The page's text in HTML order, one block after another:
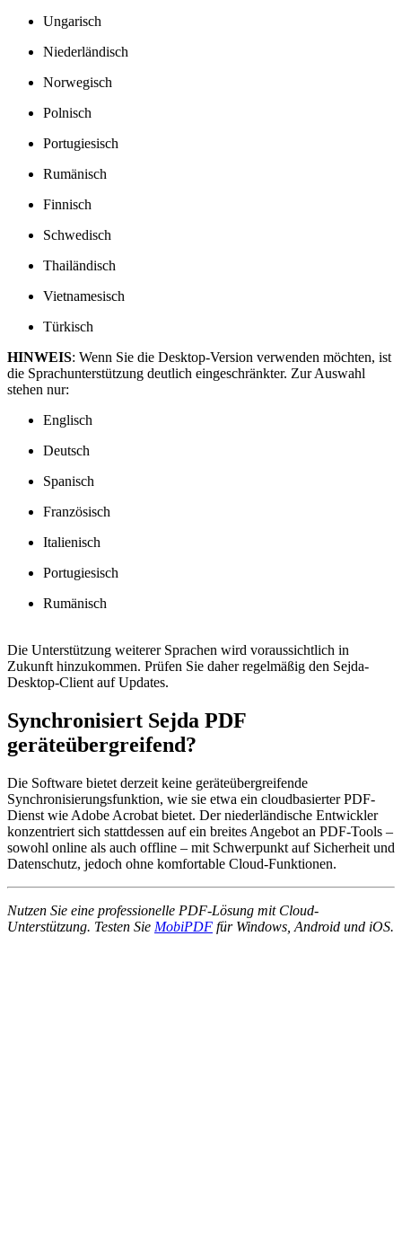
Ungarisch
Niederländisch
Norwegisch
Polnisch
Portugiesisch
Rumänisch
Finnisch
Schwedisch
Thailändisch
Vietnamesisch
Türkisch
HINWEIS: Wenn Sie die Desktop-Version verwenden möchten, ist
die Sprachunterstützung deutlich eingeschränkter. Zur Auswahl
stehen nur:
Englisch
Deutsch
Spanisch
Französisch
Italienisch
Portugiesisch
Rumänisch
Die Unterstützung weiterer Sprachen wird voraussichtlich in
Zukunft hinzukommen. Prüfen Sie daher regelmäßig den Sejda-
Desktop-Client auf Updates.
Synchronisiert Sejda PDF
geräteübergreifend?
Die Software bietet derzeit keine geräteübergreifende
Synchronisierungsfunktion, wie sie etwa ein cloudbasierter PDF-
Dienst wie Adobe Acrobat bietet. Der niederländische Entwickler
konzentriert sich stattdessen auf ein breites Angebot an PDF-Tools –
sowohl online als auch offline – mit Schwerpunkt auf Sicherheit und
Datenschutz, jedoch ohne komfortable Cloud-Funktionen.
Nutzen Sie eine professionelle PDF-Lösung mit Cloud-
Unterstützung. Testen Sie MobiPDF für Windows, Android und iOS.